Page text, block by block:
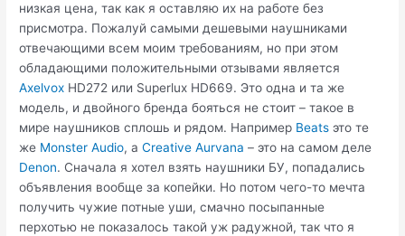
низкая цена, так как я оставляю их на работе без
присмотра. Пожалуй самыми дешевыми наушниками
отвечающими всем моим требованиям, но при этом
обладающими положительными отзывами является
Axelvox HD272 или Superlux HD669. Это одна и та же
модель, и двойного бренда бояться не стоит – такое в
мире наушников сплошь и рядом. Например Beats это те
же Monster Audio, аCreative Aurvana – это на самом деле
Denon. Сначала я хотел взять наушники БУ, попадались
объявления вообще за копейки. Но потом чего-то мечта
получить чужие потные уши, смачно посыпанные
перхотью не показалось такой уж радужной, так что я